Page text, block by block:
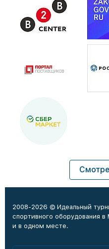
2008-2026 © Идеальный
спортивного оборудования
и в одном месте.